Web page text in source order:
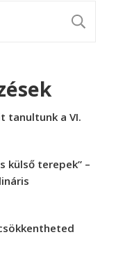
tanultunk a VI.
külső terepek” –